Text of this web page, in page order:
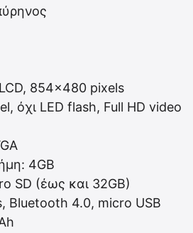
854×480 pixels
όχι LED flash, Full HD video
4GB
SD (έως και 32GB)
Bluetooth 4.0, micro USB